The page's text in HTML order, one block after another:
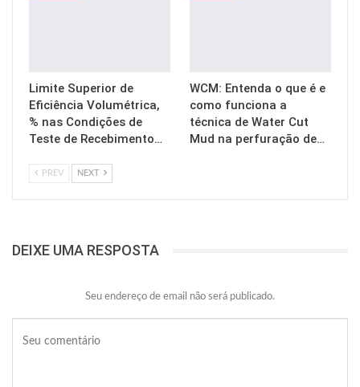
Limite Superior de
Eficiência Volumétrica,
% nas Condições de
Teste de Recebimento…
WCM: Entenda o que é e
como funciona a
técnica de Water Cut
Mud na perfuração de…
PREV NEXT
DEIXE UMA RESPOSTA
Seu endereço de email não será publicado.